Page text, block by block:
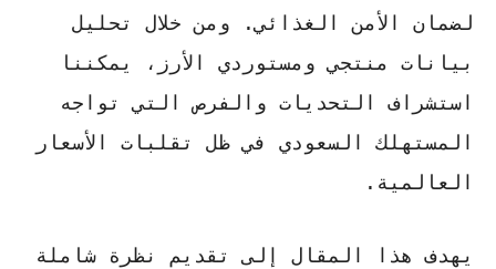
لضمان الأمن الغذائي. ومن خلال تحليل
بيانات منتجي ومستوردي الأرز ، يمكننا
استشراف التحديات والفرص التي تواجه
المستهلك السعودي في ظل تقلبات الأسعار
العالمية.
يهدف هذا المقال إلى تقديم نظرة شاملة